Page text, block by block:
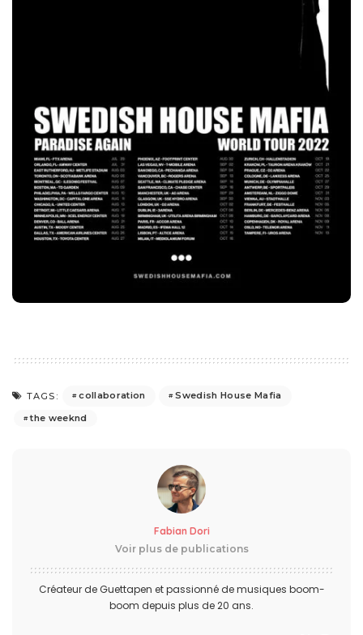
TAGS: collaboration
Swedish House Mafia
the weeknd
Fabian Dori
Voir plus de publications
Créateur de Guettapen et passionné de musiques boom-
boom depuis plus de 20 ans.